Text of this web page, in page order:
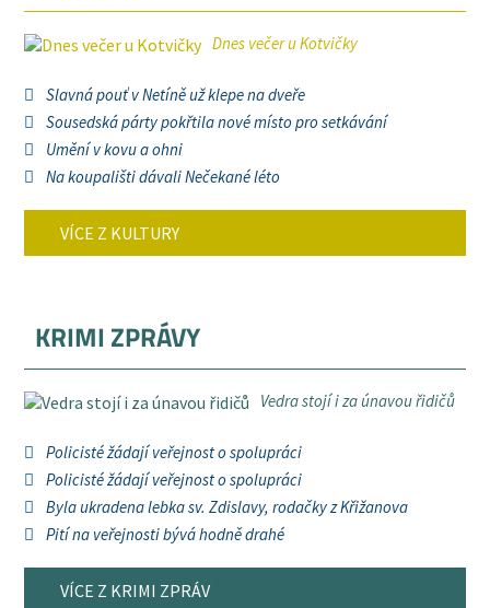
Dnes večer u Kotvičky
Slavná pouť v Netíně už klepe na dveře
Sousedská párty pokřtila nové místo pro setkávání
Umění v kovu a ohni
Na koupališti dávali Nečekané léto
VÍCE Z KULTURY
KRIMI ZPRÁVY
Vedra stojí i za únavou řidičů
Policisté žádají veřejnost o spolupráci
Policisté žádají veřejnost o spolupráci
Byla ukradena lebka sv. Zdislavy, rodačky z Křižanova
Pití na veřejnosti bývá hodně drahé
VÍCE Z KRIMI ZPRÁV